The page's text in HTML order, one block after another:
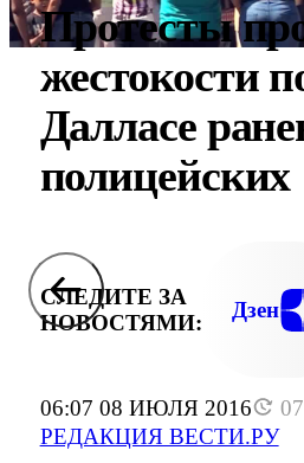
06:07 08 ИЮЛЯ 2016
РЕДАКЦИЯ ВЕСТИ.РУ
Протесты
жестокости
Далласе
полицейских
СЛЕДИТЕ ЗА
НОВОСТЯМИ:
Дзен